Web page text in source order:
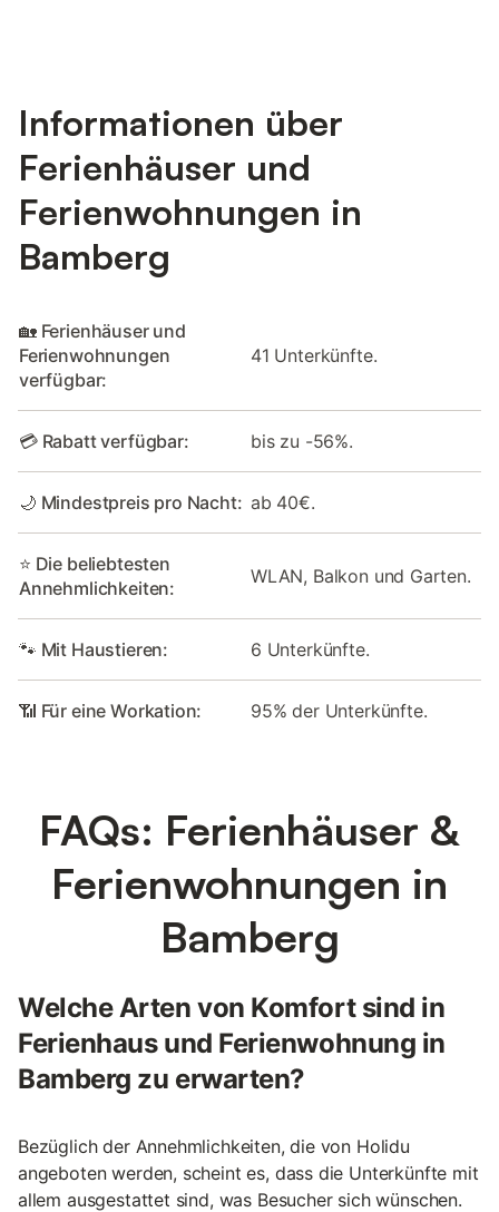
Informationen über
Ferienhäuser und
Ferienwohnungen in
Bamberg
🏡 Ferienhäuser und
Ferienwohnungen
verfügbar:
41 Unterkünfte.
💳 Rabatt verfügbar: bis zu -56%.
🌙 Mindestpreis pro Nacht: ab 40€.
⭐ Die beliebtesten
Annehmlichkeiten:
WLAN, Balkon und Garten.
🐾 Mit Haustieren: 6 Unterkünfte.
📶 Für eine Workation: 95% der Unterkünfte.
FAQs: Ferienhäuser &
Ferienwohnungen in
Bamberg
Welche Arten von Komfort sind in
Ferienhaus und Ferienwohnung in
Bamberg zu erwarten?
Bezüglich der Annehmlichkeiten, die von Holidu
angeboten werden, scheint es, dass die Unterkünfte mit
allem ausgestattet sind, was Besucher sich wünschen.